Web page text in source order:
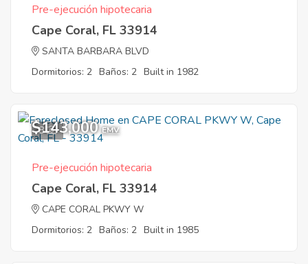
Pre-ejecución hipotecaria
Cape Coral, FL 33914
SANTA BARBARA BLVD
Dormitorios: 2 Baños: 2 Built in 1982
8
$143,000 EMV
Pre-ejecución hipotecaria
Cape Coral, FL 33914
CAPE CORAL PKWY W
Dormitorios: 2 Baños: 2 Built in 1985